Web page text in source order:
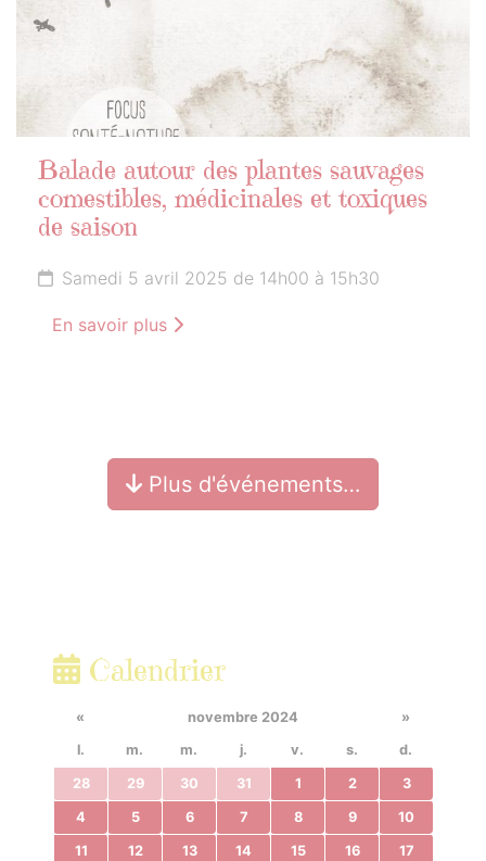
Balade autour des plantes sauvages
comestibles, médicinales et toxiques
de saison
Samedi 5 avril 2025 de 14h00 à 15h30
En savoir plus
Plus d'événements…
Calendrier
« novembre 2024
»
l.
m. m. j. v. s. d.
28 29 30 31 1 2 3
4 5 6 7 8 9 10
11 12 13 14 15 16 17